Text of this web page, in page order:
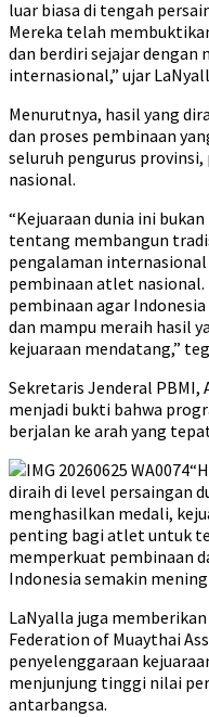
luar biasa di tengah
Mereka telah
dan berdiri sejajar dengan
internasional,” ujar
Menurutnya, hasil yang
dan proses pembinaan
seluruh pengurus
nasional.
“Kejuaraan dunia ini
tentang membangun
pengalaman
pembinaan atlet
pembinaan agar
dan mampu meraih hasil
kejuaraan mendatang,”
Sekretaris Jenderal PBMI,
menjadi bukti bahwa
berjalan ke arah yang
diraih di level persaingan
menghasilkan medali,
penting bagi atlet untuk
memperkuat pembinaan
Indonesia semakin
LaNyalla juga
Federation of Muaythai
penyelenggaraan
menjunjung tinggi nilai
antarbangsa.